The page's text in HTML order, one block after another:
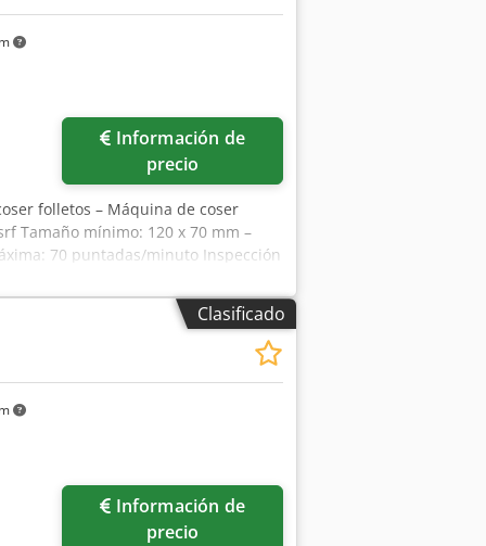
precio
folletos – Máquina de coser
Tamaño mínimo: 120 x 70 mm –
70 puntadas/minuto Inspección
más máquinas en stock.
Núremberg; se puede
Clasificado
precio